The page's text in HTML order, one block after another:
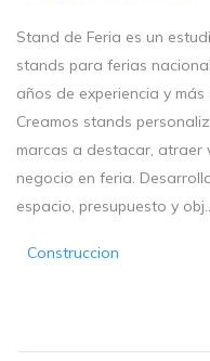
Stand de Feria es un
stands para ferias
años de experiencia y
Creamos stands
marcas a destacar, atraer
negocio en feria.
espacio, presupuesto y obj...
Construccion